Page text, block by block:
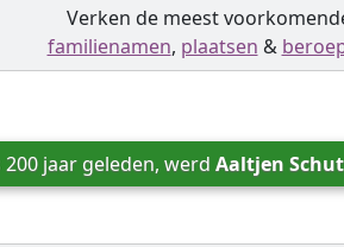
Verken de meest
familienamen, plaatsen &
jaar geleden, werd Aaltjen Schut